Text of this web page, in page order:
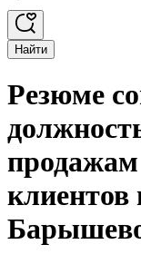
Найти
Резюме